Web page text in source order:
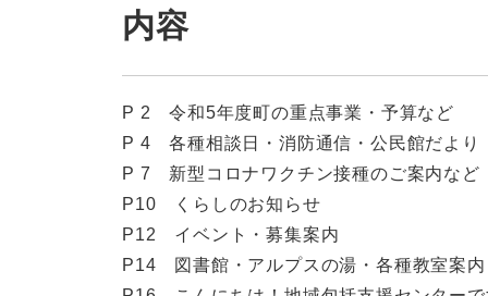
内容
​P 2 令和5年度町の重点事業・予算など
P 4 各種相談日・消防通信・公民館だより
P 7 新型コロナワクチン接種のご案内など
P10 くらしのお知らせ
P12 イベント・募集案内
P14 図書館・アルプスの湯・各種教室案